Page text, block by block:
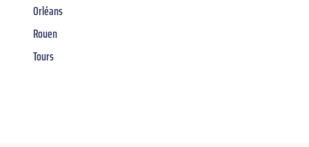
Orléans
Rouen
Tours